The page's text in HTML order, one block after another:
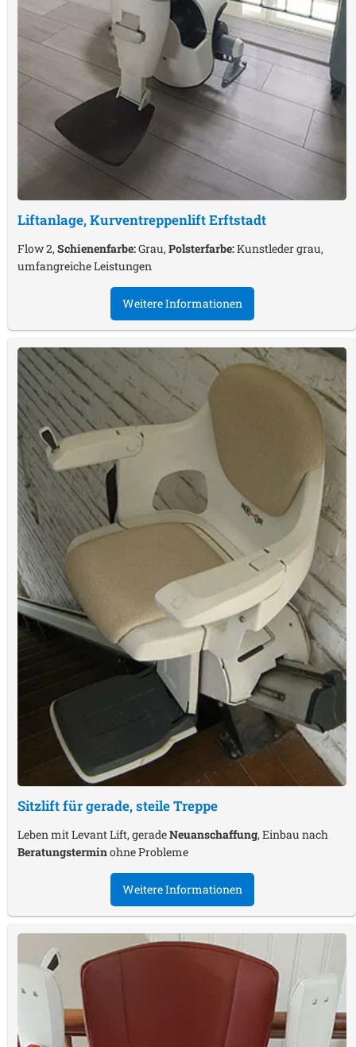
Liftanlage, KurventreppenliftErftstadt
Flow 2,Schienenfarbe:Grau,Polsterfarbe:Kunstleder grau,
umfangreiche Leistungen
Weitere Informationen
Sitzlift für gerade, steile Treppe
Leben mit Levant Lift, geradeNeuanschaffung, Einbau nach
Beratungsterminohne Probleme
Weitere Informationen